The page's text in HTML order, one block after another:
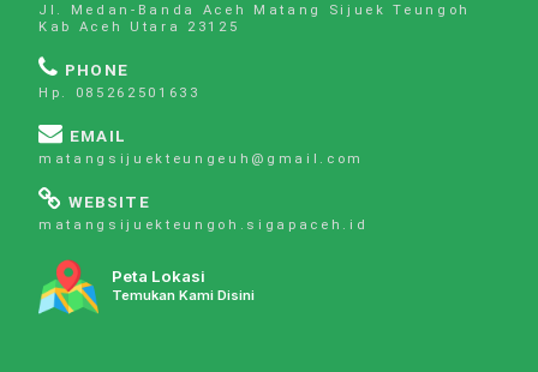
Jl. Medan-Banda Aceh Matang Sijuek Teungoh
Kab Aceh Utara 23125
PHONE
Hp. 085262501633
EMAIL
matangsijuekteungeuh@gmail.com
WEBSITE
matangsijuekteungoh.sigapaceh.id
Peta Lokasi
Temukan Kami Disini